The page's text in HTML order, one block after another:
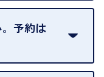
はお断りすること
予約は
店の予約は承って